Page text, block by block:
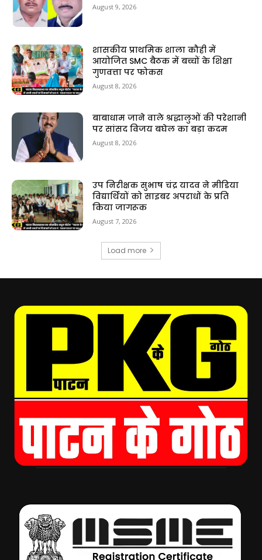
August 9, 2026
शासकीय प्राथमिक शाला कौही में
आयोजित SMC बैठक में बच्चों के शिक्षा
गुणवत्ता पर फोकस
August 8, 2026
बाबाधाम जाने वाले श्रद्धालुओं की परेशानी
पर सांसद विजय बघेल का बड़ा कदम
August 8, 2026
उप निरीक्षक सुभाष चंद्र यादव ने मीडिया
विद्यार्थियों को साइबर अपराधों के प्रति
किया जागरूक
August 7, 2026
Load more